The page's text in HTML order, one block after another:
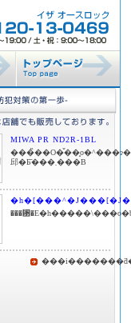
MIWA PR ND2R-1BL
邱�Ƃ͂���܂���B